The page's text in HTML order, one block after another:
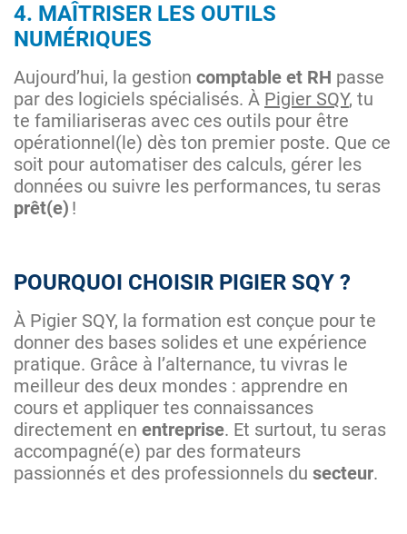
4. MAÎTRISER LES OUTILS
NUMÉRIQUES
Aujourd’hui, la gestion comptable et RH passe
par des logiciels spécialisés. À Pigier SQY, tu
te familiariseras avec ces outils pour être
opérationnel(le) dès ton premier poste. Que ce
soit pour automatiser des calculs, gérer les
données ou suivre les performances, tu seras
prêt(e) !
POURQUOI CHOISIR PIGIER SQY ?
À Pigier SQY, la formation est conçue pour te
donner des bases solides et une expérience
pratique. Grâce à l’alternance, tu vivras le
meilleur des deux mondes : apprendre en
cours et appliquer tes connaissances
directement en entreprise. Et surtout, tu seras
accompagné(e) par des formateurs
passionnés et des professionnels du secteur.